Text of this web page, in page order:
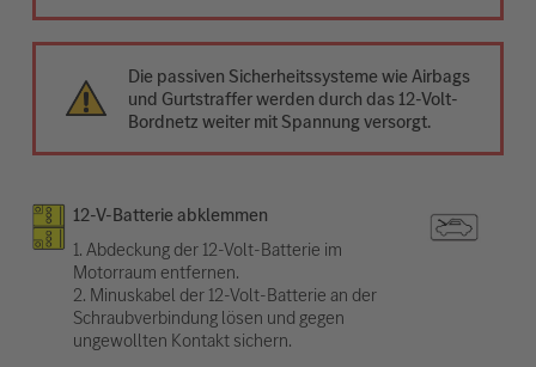
Die passiven Sicherheitssysteme wie Airbags
und Gurtstraffer werden durch das 12-Volt-
Bordnetz weiter mit Spannung versorgt.
12-V-Batterie abklemmen
1. Abdeckung der 12-Volt-Batterie im
Motorraum entfernen.
2. Minuskabel der 12-Volt-Batterie an der
Schraubverbindung lösen und gegen
ungewollten Kontakt sichern.